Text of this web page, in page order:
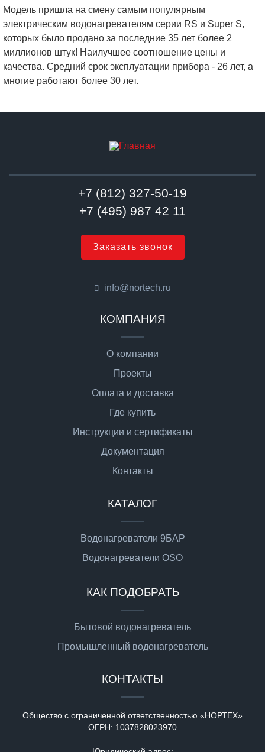
Модель пришла на смену самым популярным
электрическим водонагревателям серии RS и Super S,
которых было продано за последние 35 лет более 2
миллионов штук! Наилучшее соотношение цены и
качества. Средний срок эксплуатации прибора - 26 лет, а
многие работают более 30 лет.
+7 (812) 327-50-19
+7 (495) 987 42 11
Заказать звонок
info@nortech.ru
КОМПАНИЯ
О компании
Проекты
Оплата и доставка
Где купить
Инструкции и сертификаты
Документация
Контакты
КАТАЛОГ
Водонагреватели 9БАР
Водонагреватели OSO
КАК ПОДОБРАТЬ
Бытовой водонагреватель
Промышленный водонагреватель
КОНТАКТЫ
Общество с ограниченной ответственностью «НОРТЕХ»
ОГРН: 1037828023970